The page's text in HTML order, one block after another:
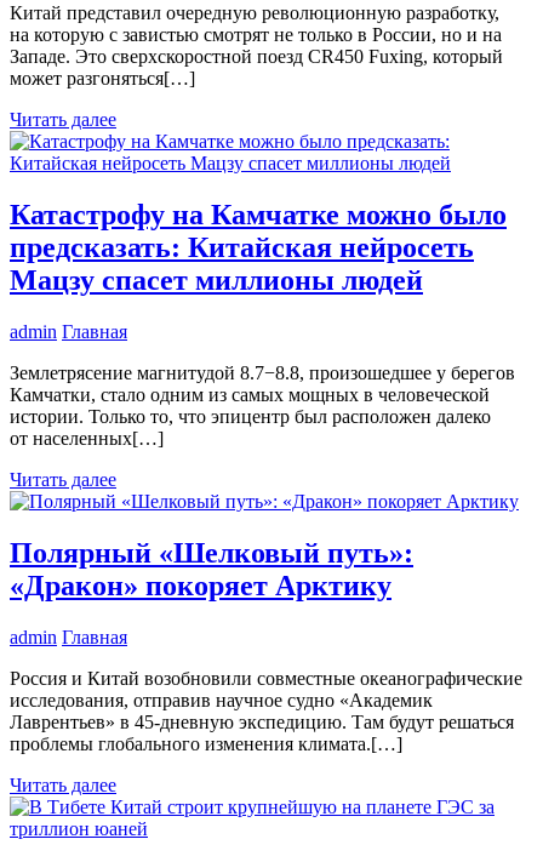
Китай представил очередную революционную разработку,
на которую с завистью смотрят не только в России, но и на
Западе. Это сверхскоростной поезд CR450 Fuxing, который
может разгоняться[…]
Читать далее
Катастрофу на Камчатке можно было
предсказать: Китайская нейросеть
Мацзу спасет миллионы людей
admin Главная
Землетрясение магнитудой 8.7−8.8, произошедшее у берегов
Камчатки, стало одним из самых мощных в человеческой
истории. Только то, что эпицентр был расположен далеко
от населенных[…]
Читать далее
Полярный «Шелковый путь»:
«Дракон» покоряет Арктику
admin Главная
Россия и Китай возобновили совместные океанографические
исследования, отправив научное судно «Академик
Лаврентьев» в 45-дневную экспедицию. Там будут решаться
проблемы глобального изменения климата.[…]
Читать далее